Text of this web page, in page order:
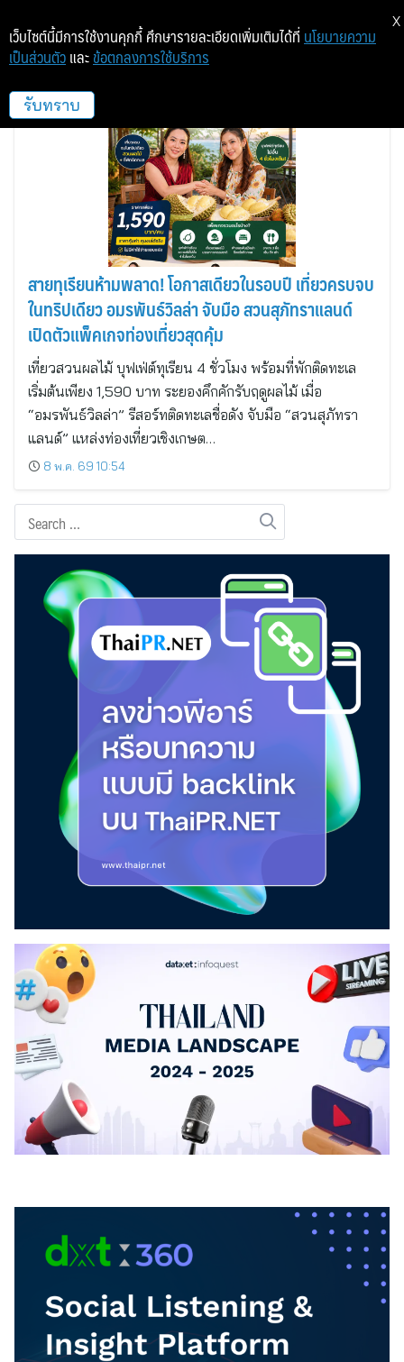
อมรพันธ์วิลล่าxสวนสุภัทราแลนด์
สายทุเรียนห้ามพลาด! โอกาสเดียวในรอบปี เที่ยวครบจบ
ในทริปเดียว อมรพันธ์วิลล่า จับมือ สวนสุภัทราแลนด์
เปิดตัวแพ็คเกจท่องเที่ยวสุดคุ้ม
เที่ยวสวนผลไม้ บุฟเฟ่ต์ทุเรียน 4 ชั่วโมง พร้อมที่พักติดทะเล
เริ่มต้นเพียง 1,590 บาท ระยองคึกคักรับฤดูผลไม้ เมื่อ
“อมรพันธ์วิลล่า” รีสอร์ทติดทะเลชื่อดัง จับมือ “สวนสุภัทรา
แลนด์” แหล่งท่องเที่ยวเชิงเกษต…
8 พ.ค. 69 10:54
เว็บไซต์นี้มีการใช้งานคุกกี้ ศึกษารายละเอียดเพิ่มเติมได้ที่ นโยบายความ
เป็นส่วนตัว และ ข้อตกลงการใช้บริการ
รับทราบ
X